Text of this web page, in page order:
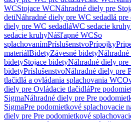
WCStojace WCNáhradné diely pre
detiNáhradné diely pre WC sedadlá pre
diely pre WC sedadláWC sedacie kruhy
sedacie kruhyNášľapné WCSo
splachovanímPríslušenstvoPrípojky
materiálBidetyZávesné bidety
bidetyStojace bidetyNáhradné diely pre
bidetyPríslušenstvoNáhradné diely pre
tlačidlá a ovládania splachovania WC
diely pre Ovládacie tlačidláPre
SigmaNáhradné diely pre Pre
SigmaPre podomietkové splachovacie
diely pre Pre podomietkové